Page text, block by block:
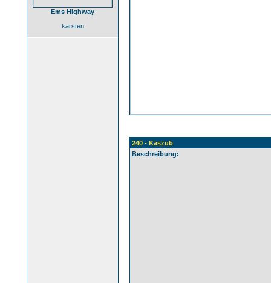
Ems Highway
karsten
240 - Kaszub
Beschreibung: